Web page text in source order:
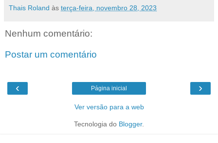
Thais Roland às terça-feira, novembro 28, 2023
Nenhum comentário:
Postar um comentário
‹ ›
Página inicial
Ver versão para a web
Tecnologia do Blogger.